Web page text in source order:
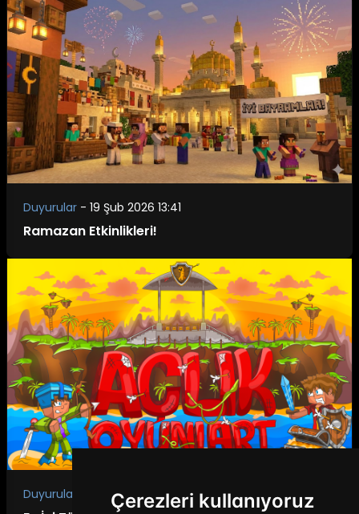
Çerezleri kullanıyoruz
Duyurular - 19 Şub 2026 13:41
Ramazan Etkinlikleri!
Duyurular 30 Oca 2026 15:04